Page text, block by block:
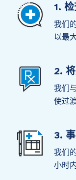
1.
我们
以最
2.
我们
使过
3.
我们
小时